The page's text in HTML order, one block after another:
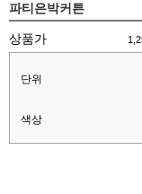
파티은박커튼
상품가
단위
색상